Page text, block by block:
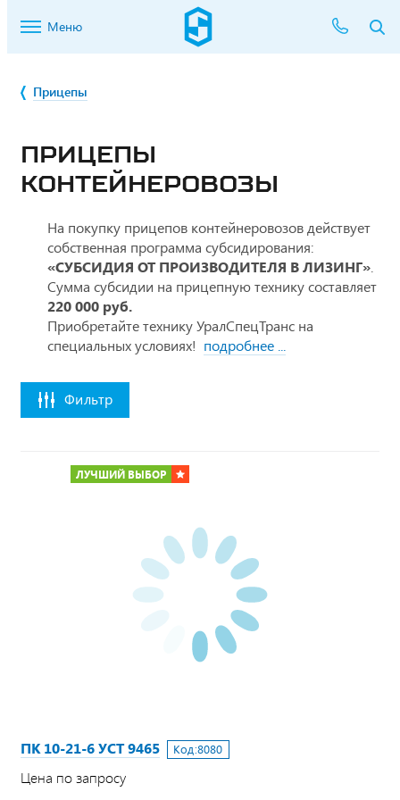
Меню
Прицепы
ПРИЦЕПЫ
КОНТЕЙНЕРОВОЗЫ
На покупку прицепов контейнеровозов действует
собственная программа субсидирования:
«СУБСИДИЯ ОТ ПРОИЗВОДИТЕЛЯ В ЛИЗИНГ»
Сумма субсидии на прицепную технику составляет
220 000 руб.
Приобретайте технику УралСпецТранс на
специальных условиях! подробнее ...
Фильтр
ЛУЧШИЙ ВЫБОР
ПК 10-21-6 УСТ 9465 Код:8080
Цена по запросу